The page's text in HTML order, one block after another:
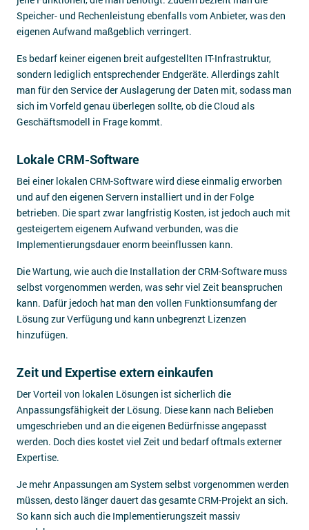
Speicher- und Rechenleistung ebenfalls vom Anbieter, was den
eigenen Aufwand maßgeblich verringert.
Es bedarf keiner eigenen breit aufgestellten IT-Infrastruktur,
sondern lediglich entsprechender Endgeräte. Allerdings zahlt
man für den Service der Auslagerung der Daten mit, sodass man
sich im Vorfeld genau überlegen sollte, ob die Cloud als
Geschäftsmodell in Frage kommt.
Lokale CRM-Software
Bei einer lokalen CRM-Software wird diese einmalig erworben
und auf den eigenen Servern installiert und in der Folge
betrieben. Die spart zwar langfristig Kosten, ist jedoch auch mit
gesteigertem eigenem Aufwand verbunden, was die
Implementierungsdauer enorm beeinflussen kann.
Die Wartung, wie auch die Installation der CRM-Software muss
selbst vorgenommen werden, was sehr viel Zeit beanspruchen
kann. Dafür jedoch hat man den vollen Funktionsumfang der
Lösung zur Verfügung und kann unbegrenzt Lizenzen
hinzufügen.
Zeit und Expertise extern einkaufen
Der Vorteil von lokalen Lösungen ist sicherlich die
Anpassungsfähigkeit der Lösung. Diese kann nach Belieben
umgeschrieben und an die eigenen Bedürfnisse angepasst
werden. Doch dies kostet viel Zeit und bedarf oftmals externer
Expertise.
Je mehr Anpassungen am System selbst vorgenommen werden
müssen, desto länger dauert das gesamte CRM-Projekt an sich.
So kann sich auch die Implementierungszeit massiv